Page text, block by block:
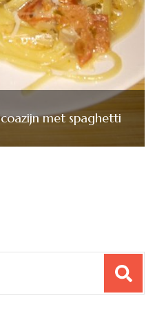
met spaghetti